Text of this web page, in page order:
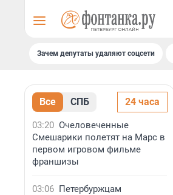
Зачем депутаты удаляют соцсети
Все СПБ 24 часа
03:20 Очеловеченные
Смешарики полетят на Марс в
первом игровом фильме
франшизы
03:06 Петербуржцам